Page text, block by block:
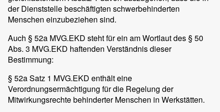
der Dienststelle beschäftigten schwerbehinderten
Menschen einzubeziehen sind.
Auch § 52a MVG.EKD steht für ein am Wortlaut des § 50
Abs. 3 MVG.EKD haftenden Verständnis dieser
Bestimmung:
§ 52a Satz 1 MVG.EKD enthält eine
Verordnungsermächtigung für die Regelung der
Mitwirkungsrechte behinderter Menschen in Werkstätten.